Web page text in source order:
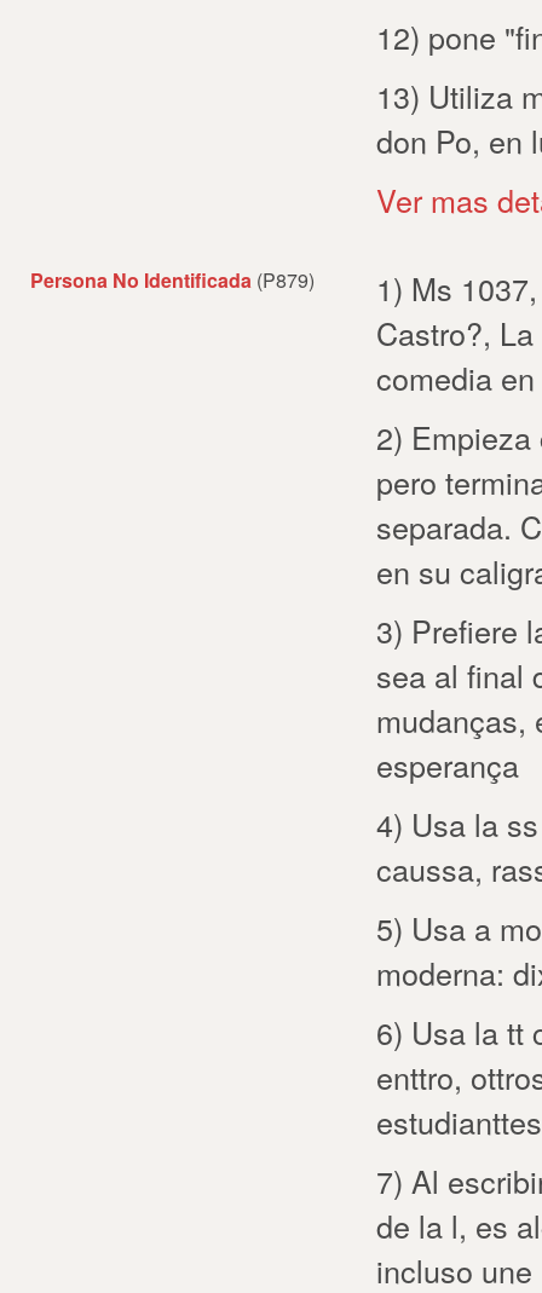
12) pone
13) Utiliza
don Po, en
Ver mas
Persona No Identificada (P879)
1) Ms
Castro?,
comedia
2)
pero
separada.
en su
3) Prefiere
sea al final
mudanças,
esperança
4) Usa la
caussa,
5) Usa a
moderna:
6) Usa la tt
enttro,
estudianttes
7) Al
de la l, es
incluso